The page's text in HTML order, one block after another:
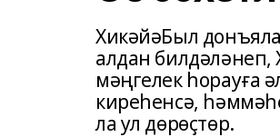
ХикәйәБыл
алдан
мәңгелек һорауға
киреһенсә,
ла ул дөрөҫтөр.